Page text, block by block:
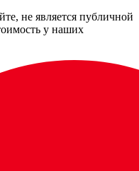
не является публичной
у наших